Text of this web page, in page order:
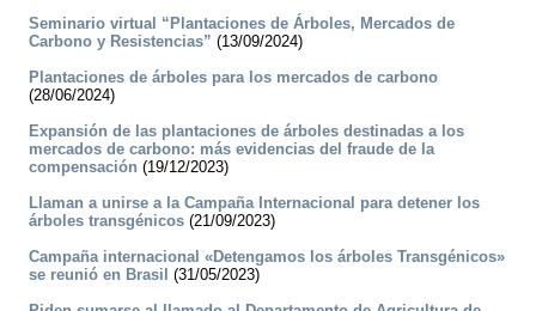
Seminario virtual “Plantaciones de Árboles, Mercados de
Carbono y Resistencias” (13/09/2024)
Plantaciones de árboles para los mercados de carbono
(28/06/2024)
Expansión de las plantaciones de árboles destinadas a los
mercados de carbono: más evidencias del fraude de la
compensación (19/12/2023)
Llaman a unirse a la Campaña Internacional para detener los
árboles transgénicos (21/09/2023)
Campaña internacional «Detengamos los árboles Transgénicos»
se reunió en Brasil (31/05/2023)